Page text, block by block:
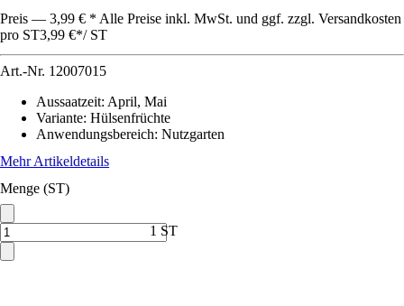
Preis — 3,99 € * Alle Preise inkl. MwSt. und ggf. zzgl. Versandkosten
pro ST3,99 €*/ ST
Art.-Nr. 12007015
Aussaatzeit: April, Mai
Variante: Hülsenfrüchte
Anwendungsbereich: Nutzgarten
Mehr Artikeldetails
Menge (ST)
1 ST